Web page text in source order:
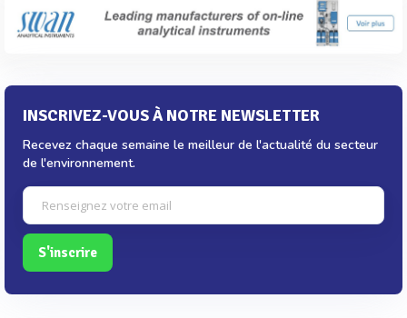
INSCRIVEZ-VOUS À NOTRE NEWSLETTER
Recevez chaque semaine le meilleur de l'actualité du secteur
de l'environnement.
S'inscrire